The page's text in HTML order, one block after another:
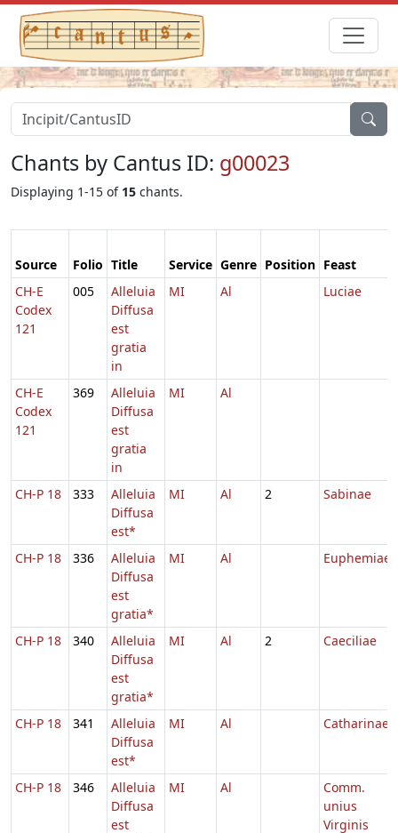
Chants by Cantus ID: g00023
Displaying 1-15 of 15 chants.
Source Folio Title Service Genre Position Feast
CH-E
Codex
121
005
Alleluia
Diffusa
est
gratia
in
MI Al Luciae
CH-E
Codex
121
369
Alleluia
Diffusa
est
gratia
in
MI Al
CH-P 18 333
Alleluia
Diffusa
est*
MI Al 2 Sabinae
CH-P 18 336
Alleluia
Diffusa
est
gratia*
MI Al Euphemiae
CH-P 18 340
Alleluia
Diffusa
est
gratia*
MI Al 2 Caeciliae
CH-P 18 341
Alleluia
Diffusa
est*
MI Al Catharinae
CH-P 18 346
Alleluia
Diffusa
est
MI Al
Comm.
unius
Virginis